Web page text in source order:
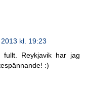
kl. 19:23
Reykjavik har jag
:)